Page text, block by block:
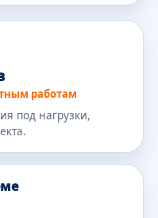
работам
под нагрузки,